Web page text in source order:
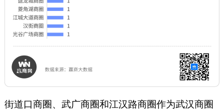
街道口商圈、武广商圈和江汉路商圈作为武汉商圈